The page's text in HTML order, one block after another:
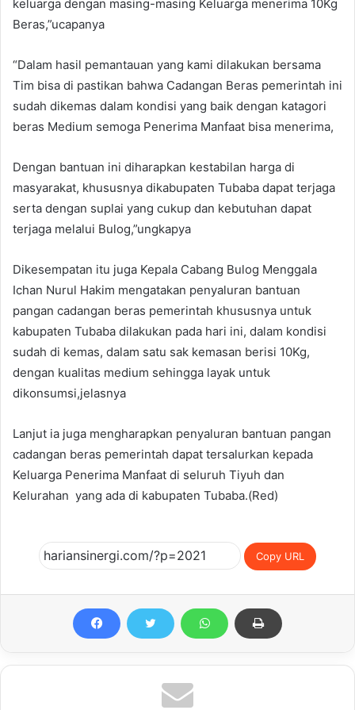
keluarga dengan masing-masing Keluarga menerima 10Kg
Beras,”ucapanya
“Dalam hasil pemantauan yang kami dilakukan bersama
Tim bisa di pastikan bahwa Cadangan Beras pemerintah ini
sudah dikemas dalam kondisi yang baik dengan katagori
beras Medium semoga Penerima Manfaat bisa menerima,
Dengan bantuan ini diharapkan kestabilan harga di
masyarakat, khususnya dikabupaten Tubaba dapat terjaga
serta dengan suplai yang cukup dan kebutuhan dapat
terjaga melalui Bulog,”ungkapya
Dikesempatan itu juga Kepala Cabang Bulog Menggala
Ichan Nurul Hakim mengatakan penyaluran bantuan
pangan cadangan beras pemerintah khususnya untuk
kabupaten Tubaba dilakukan pada hari ini, dalam kondisi
sudah di kemas, dalam satu sak kemasan berisi 10Kg,
dengan kualitas medium sehingga layak untuk
dikonsumsi,jelasnya
Lanjut ia juga mengharapkan penyaluran bantuan pangan
cadangan beras pemerintah dapat tersalurkan kepada
Keluarga Penerima Manfaat di seluruh Tiyuh dan
Kelurahan yang ada di kabupaten Tubaba.(Red)
Copy URL